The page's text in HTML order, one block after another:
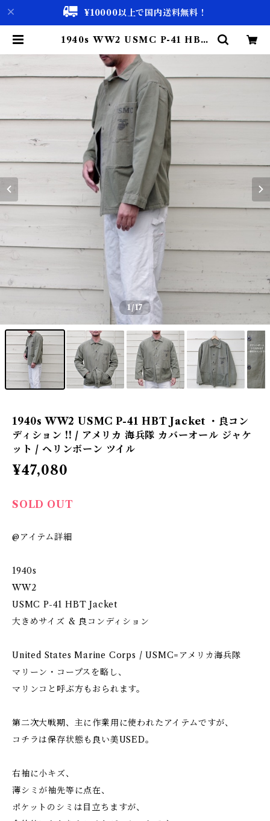
¥10000以上で国内送料無料！
1940s WW2 USMC P-41 HBT
メリカ 海兵隊 カバーオール ジャケ
ット / ヘリンボーン ツイル | 古着屋
仙台 biscco【古着 & Vintage 通
販】
1/17
1940s WW2 USMC P-41 HBT Jacket ・良コン
ディション !! / アメリカ 海兵隊 カバーオール ジャケ
ット / ヘリンボーン ツイル
¥47,080
SOLD OUT
@アイテム詳細
1940s
WW2
USMC P-41 HBT Jacket
大きめサイズ & 良コンディション
United States Marine Corps / USMC=アメリカ海兵隊
マリーン・コープスを略し、
マリンコと呼ぶ方もおられます。
第二次大戦期、主に作業用に使われたアイテムですが、
コチラは保存状態も良い美USED。
右袖に小キズ、
薄シミが袖先等に点在、
ポケットのシミは目立ちますが、